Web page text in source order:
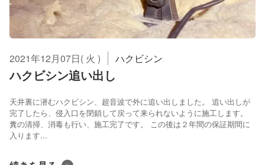
2021年12月07日( 火 ) ハクビシン
ハクビシン追い出し
天井裏に潜むハクビシン、超音波で外に追い出しました。 追い出しが
完了したら、侵入口を閉鎖して戻って来られないように施工します。
糞の清掃、消毒も行い、施工完了です。 この後は２年間の保証期間に
入ります...